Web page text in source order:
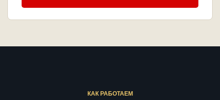
КАК РАБОТАЕМ